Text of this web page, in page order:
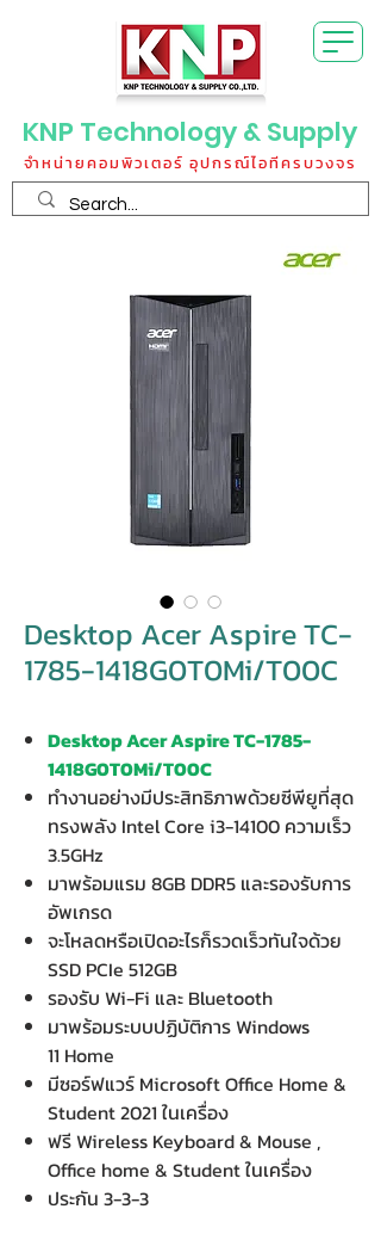
KNP Technology & Supply
จำหน่ายคอมพิวเตอร์ อุปกรณ์ไอทีครบวงจร
Desktop Acer Aspire TC-
1785-1418G0T0Mi/T00C
Desktop Acer Aspire TC-1785-
1418G0T0Mi/T00C
ทำงานอย่างมีประสิทธิภาพด้วยซีพียูที่สุด
ทรงพลัง Intel Core i3-14100 ความเร็ว
3.5GHz
มาพร้อมแรม 8GB DDR5 และรองรับการ
อัพเกรด
จะโหลดหรือเปิดอะไรก็รวดเร็วทันใจด้วย
SSD PCIe 512GB
รองรับ Wi-Fi และ Bluetooth
มาพร้อมระบบปฏิบัติการ Windows
11 Home
มีซอร์ฟแวร์ Microsoft Office Home &
Student 2021 ในเครื่อง
ฟรี Wireless Keyboard & Mouse ,
Office home & Student ในเครื่อง
ประกัน 3-3-3